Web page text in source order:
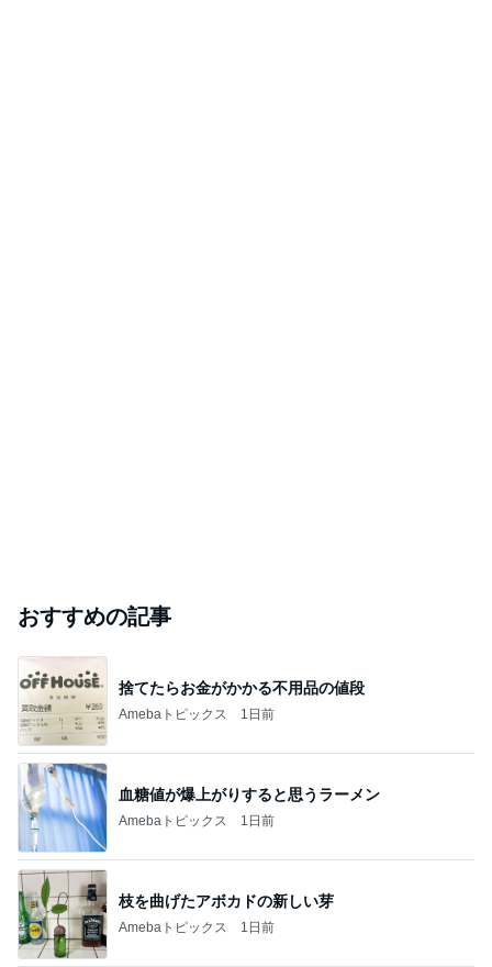
おすすめの記事
捨てたらお金がかかる不用品の値段
Amebaトピックス 1日前
血糖値が爆上がりすると思うラーメン
Amebaトピックス 1日前
枝を曲げたアボカドの新しい芽
Amebaトピックス 1日前